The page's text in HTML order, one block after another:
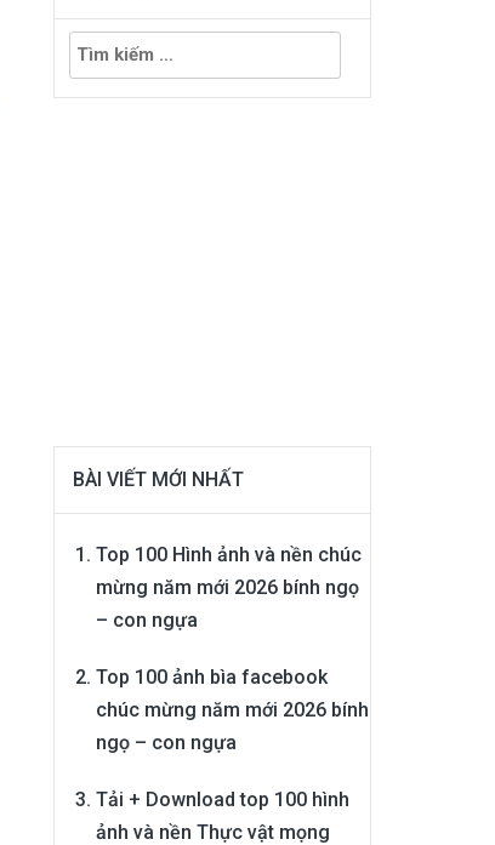
Tìm
kiếm
cho:
BÀI VIẾT MỚI NHẤT
Top 100 Hình ảnh và nền chúc
mừng năm mới 2026 bính ngọ
– con ngựa
Top 100 ảnh bìa facebook
chúc mừng năm mới 2026 bính
ngọ – con ngựa
Tải + Download top 100 hình
ảnh và nền Thực vật mọng